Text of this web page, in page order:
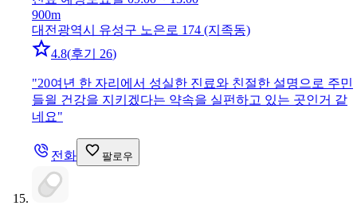
900m
대전광역시 유성구 노은로 174 (지족동)
4.8(후기 26)
"20여년 한 자리에서 성실한 진료와 친절한 설명으로 주민
들읠 건강을 지키겠다는 약속을 실펀하고 있는 곳인거 같
네요"
전화 팔로우